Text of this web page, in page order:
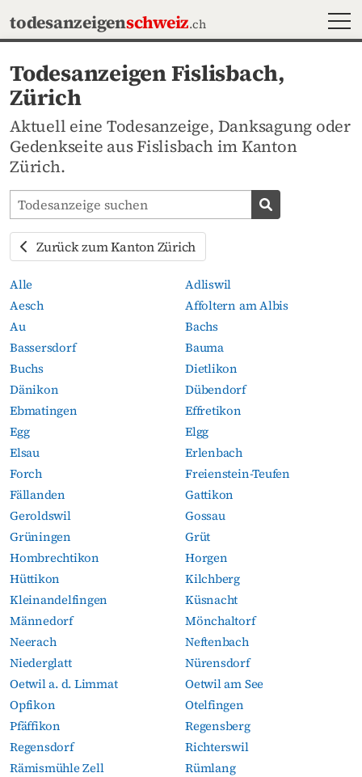
todesanzeigenschweiz.ch
Todesanzeigen Fislisbach,
Zürich
Aktuell eine Todesanzeige, Danksagung oder
Gedenkseite aus Fislisbach im Kanton
Zürich.
Todesanzeigen-Portal durchsuchen
Todesanzeige
Zurück zum Kanton Zürich
Alle
Adliswil
Aesch
Affoltern am Albis
Au
Bachs
Bassersdorf
Bauma
Buchs
Dietlikon
Dänikon
Dübendorf
Ebmatingen
Effretikon
Egg
Elgg
Elsau
Erlenbach
Forch
Freienstein-Teufen
Fällanden
Gattikon
Geroldswil
Gossau
Grüningen
Grüt
Hombrechtikon
Horgen
Hüttikon
Kilchberg
Kleinandelfingen
Küsnacht
Männedorf
Mönchaltorf
Neerach
Neftenbach
Niederglatt
Nürensdorf
Oetwil a. d. Limmat
Oetwil am See
Opfikon
Otelfingen
Pfäffikon
Regensberg
Regensdorf
Richterswil
Rämismühle Zell
Rümlang